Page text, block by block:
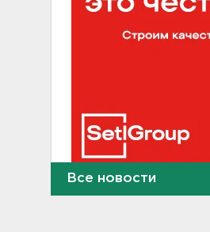
Все новости